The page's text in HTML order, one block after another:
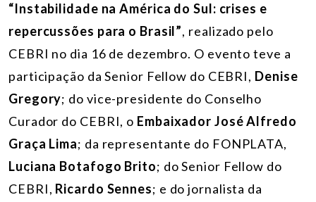
“Instabilidade na América do Sul: crises e
repercussões para o Brasil”, realizado pelo
CEBRI no dia 16 de dezembro. O evento teve a
participação da Senior Fellow do CEBRI, Denise
Gregory; do vice-presidente do Conselho
Curador do CEBRI, o Embaixador José Alfredo
Graça Lima; da representante do FONPLATA,
Luciana Botafogo Brito; do Senior Fellow do
CEBRI, Ricardo Sennes; e do jornalista da